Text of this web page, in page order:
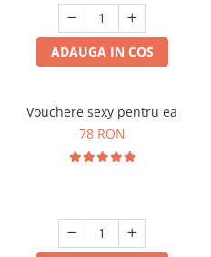
ADAUGA IN COS
Vouchere sexy pentru ea
78 RON